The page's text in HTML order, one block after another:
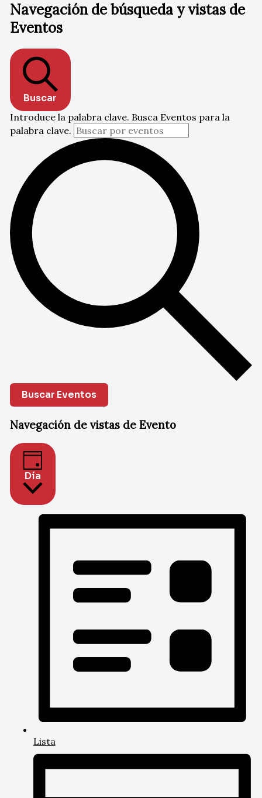
Navegación de búsqueda y vistas de
Eventos
Buscar
Introduce la palabra clave. Busca Eventos para la
palabra clave.
Buscar Eventos
Navegación de vistas de Evento
Día
Lista